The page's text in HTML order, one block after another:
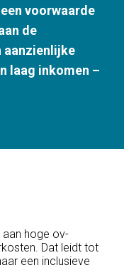
voorwaarde
de
aanzienlijke
laag inkomen –
aan hoge ov-
Dat leidt tot
een inclusieve